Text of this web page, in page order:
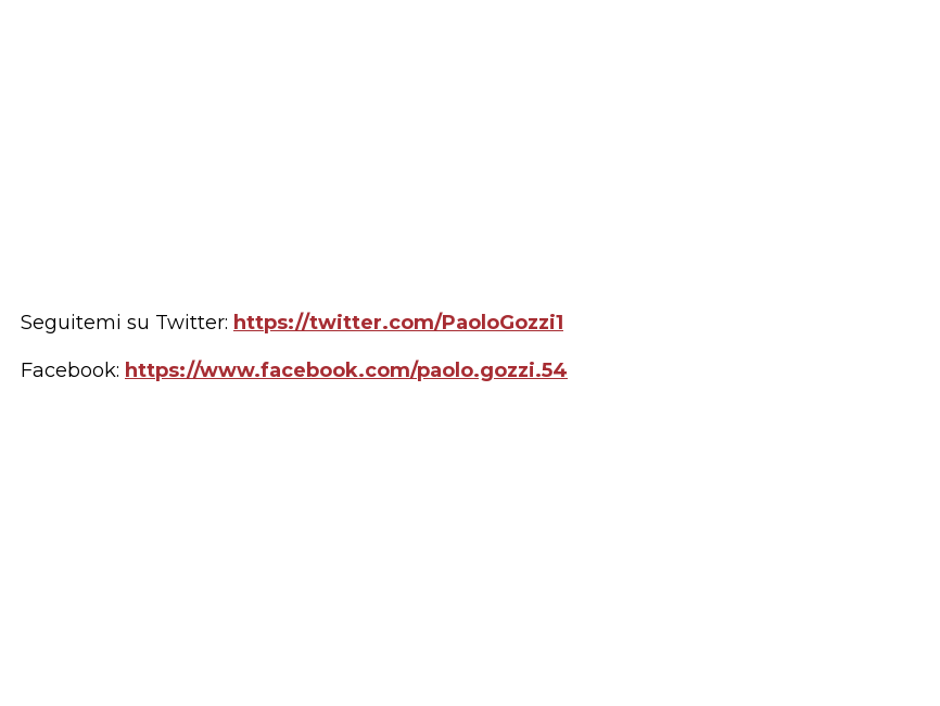
Seguitemi su Twitter: https://twitter.com/PaoloGozzi1
Facebook: https://www.facebook.com/paolo.gozzi.54